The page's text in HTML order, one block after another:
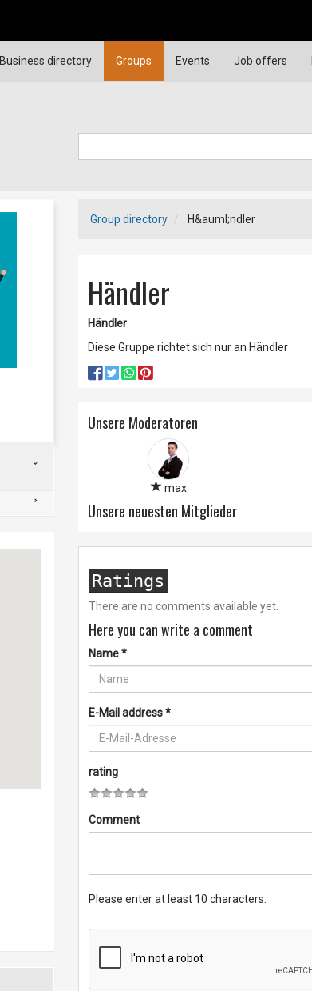
Business directory Groups Events Job offers
Group directory H&auml;ndler
Händler
Händler
Diese Gruppe richtet sich nur an Händler
Unsere Moderatoren
max
Unsere neuesten Mitglieder
Ratings
There are no comments available yet.
Here you can write a comment
Name*
E-Mail address*
rating
Comment
Please enter at least 10 characters.